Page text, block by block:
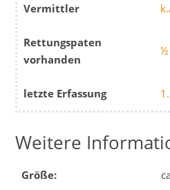
Vermittler
Rettungspaten
vorhanden
½
letzte Erfassung
Weitere
Größe: